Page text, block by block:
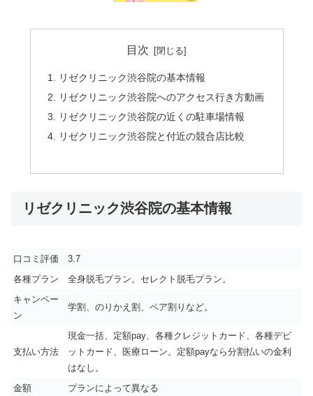
目次
リゼクリニック渋谷院の基本情報
リゼクリニック渋谷院へのアクセス行き方動画
リゼクリニック渋谷院の近くの駐車場情報
リゼクリニック渋谷院と付近の競合店比較
リゼクリニック渋谷院の基本情報
口コミ評価
3.7
各種プラン
全身脱毛プラン。セレクト脱毛プラン。
キャンペー
ン
学割、のりかえ割、ペア割りなど。
支払い方法
現金一括、定額pay、各種クレジットカード、各種デビ
ットカード、医療ローン。定額payなら分割払いの金利
はなし。
金額
プランによって異なる